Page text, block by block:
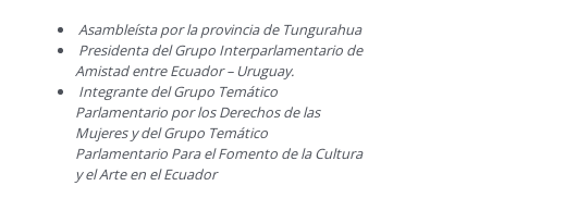
Asambleísta por la provincia de Tungurahua
Presidenta del Grupo Interparlamentario de
Amistad entre Ecuador – Uruguay.
Integrante del Grupo Temático
Parlamentario por los Derechos de las
Mujeres y del Grupo Temático
Parlamentario Para el Fomento de la Cultura
y el Arte en el Ecuador